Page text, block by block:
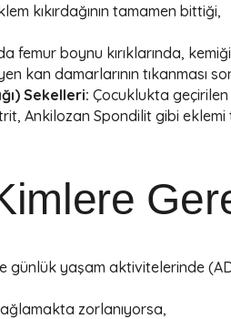
kıkırdağının tamamen bittiği,
femur boynu kırıklarında,
kan damarlarının
Sekelleri: Çocuklukta geçirilen
Ankilozan Spondilit gibi
yaşam aktivitelerinde
zorlanıyorsa,